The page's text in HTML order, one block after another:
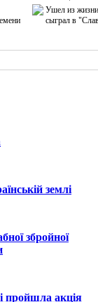
Ушел из жизни
сыграл в
землі
збройної
пройшла акція